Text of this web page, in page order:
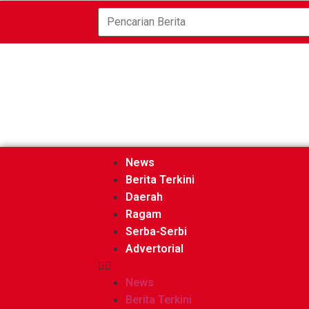
News
Berita Terkini
Daerah
Ragam
Serba-Serbi
Advertorial
News
Berita Terkini